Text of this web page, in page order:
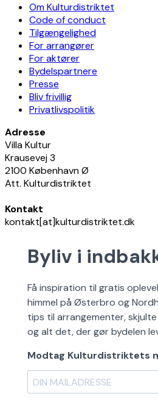
Om Kulturdistriktet
Code of conduct
Tilgængelighed
For arrangører
For aktører
Bydelspartnere
Presse
Bliv frivillig
Privatlivspolitik
Adresse
Villa Kultur
Krausevej 3
2100 København Ø
Att. Kulturdistriktet
Kontakt
kontakt[at]kulturdistriktet.dk
Byliv i
Få inspiration til gratis
himmel på Østerbro og
tips til arrangementer,
og alt det, der gør bydelen
Modtag Kulturdistriktets